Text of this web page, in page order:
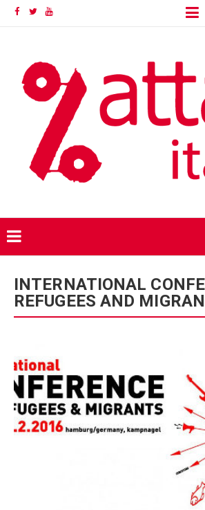
FacebookTwitterYouTube Skip
content
contentINTERNATIONAL
REFUGEES AND